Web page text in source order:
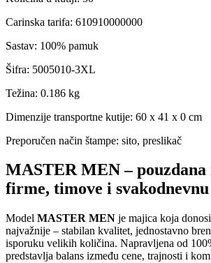
Carinska tarifa: 610910000000
Sastav: 100% pamuk
Šifra: 5005010-3XL
Težina: 0.186 kg
Dimenzije transportne kutije: 60 x 41 x 0 cm
Preporučen način štampe: sito, preslikač
MASTER MEN – pouzdana
firme, timove i
Model MASTER MEN je majica koja
najvažnije – stabilan kvalitet, jednostavno
isporuku velikih količina. Napravljena od
predstavlja balans između cene, trajnosti i